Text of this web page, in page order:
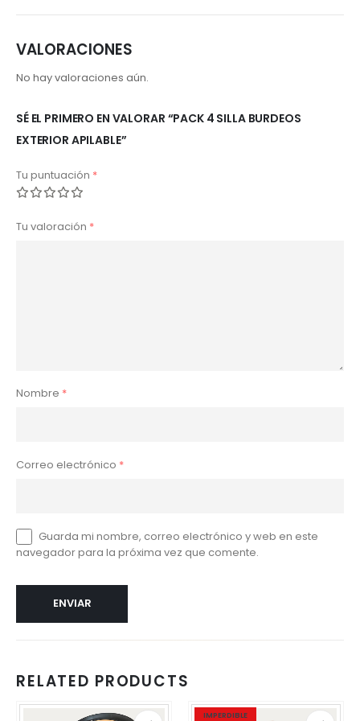
VALORACIONES
No hay valoraciones aún.
SÉ EL PRIMERO EN VALORAR “PACK 4 SILLA BURDEOS
EXTERIOR APILABLE”
Tu puntuación *
Tu valoración *
Nombre *
Correo electrónico *
Guarda mi nombre, correo electrónico y web en este
navegador para la próxima vez que comente.
RELATED PRODUCTS
Este
Este
IMPERDIBLE
Este
Este